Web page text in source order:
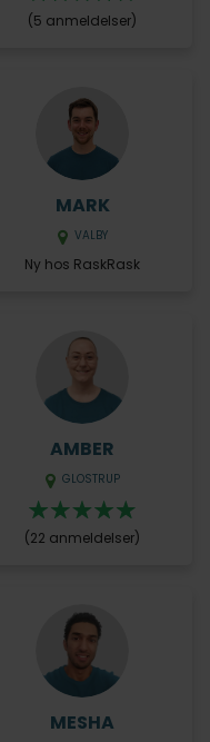
(5 anmeldelser)
MARK
VALBY
Ny hos RaskRask
AMBER
GLOSTRUP
(22 anmeldelser)
MESHA